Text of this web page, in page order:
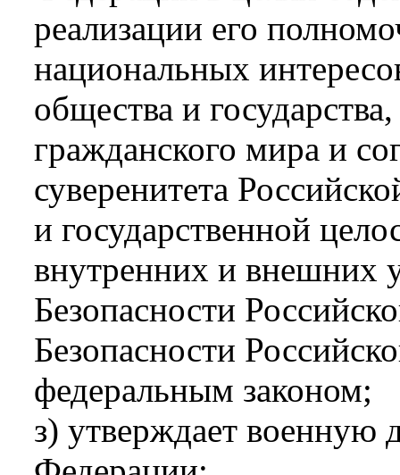
реализации его
национальных
общества и
гражданского мира и
суверенитета
и государственной
внутренних и внешних
Безопасности
Безопасности
федеральным законом;
з) утверждает военную